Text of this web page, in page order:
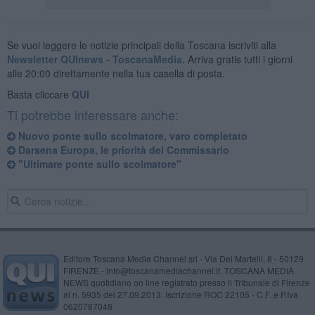
Se vuoi leggere le notizie principali della Toscana iscriviti alla
Newsletter QUInews - ToscanaMedia. Arriva gratis tutti i giorni
alle 20:00 direttamente nella tua casella di posta.
Basta cliccare QUI
Ti potrebbe interessare anche:
Nuovo ponte sullo scolmatore, varo completato
Darsena Europa, le priorità del Commissario
"Ultimare ponte sullo scolmatore"
Editore Toscana Media Channel srl - Via Dei Martelli, 8 - 50129
FIRENZE - info@toscanamediachannel.it. TOSCANA MEDIA
NEWS quotidiano on line registrato presso il Tribunale di Firenze
al n. 5935 del 27.09.2013. Iscrizione ROC 22105 - C.F. e P.Iva
0620787048